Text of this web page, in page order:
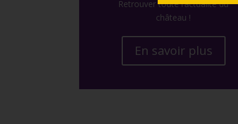
Retrouver toute l’actualité du
château !
En savoir plus